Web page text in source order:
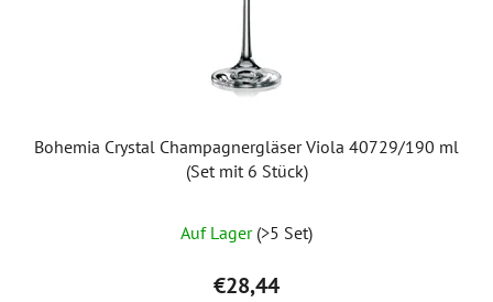
Bohemia Crystal Champagnergläser Viola 40729/190 ml
(Set mit 6 Stück)
Auf Lager (>5 Set)
€28,44